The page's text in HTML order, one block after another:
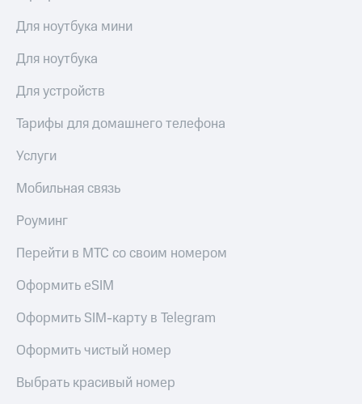
Для ноутбука мини
Для ноутбука
Для устройств
Тарифы для домашнего телефона
Услуги
Мобильная связь
Роуминг
Перейти в МТС со своим номером
Оформить eSIM
Оформить SIM-карту в Telegram
Оформить чистый номер
Выбрать красивый номер